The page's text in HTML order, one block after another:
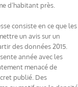
d’habitant près.
consiste en ce que les
un avis sur un
des données 2015.
année avec les
menacé de
publié. Des